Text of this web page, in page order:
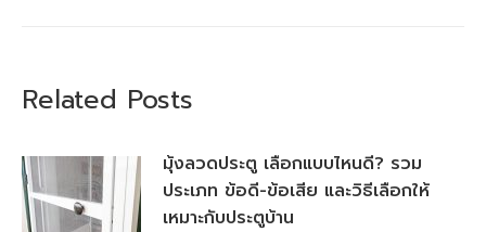
Related Posts
มุ้งลวดประตู เลือกแบบไหนดี? รวม
ประเภท ข้อดี-ข้อเสีย และวิธีเลือกให้
เหมาะกับประตูบ้าน